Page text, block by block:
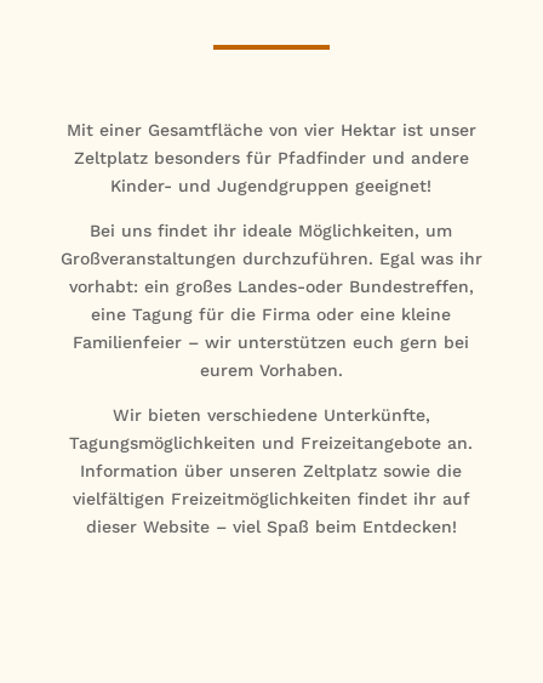
Mit einer Gesamtfläche von vier Hektar ist unser
Zeltplatz besonders für Pfadfinder und andere
Kinder- und Jugendgruppen geeignet!
Bei uns findet ihr ideale Möglichkeiten, um
Großveranstaltungen durchzuführen. Egal was ihr
vorhabt: ein großes Landes-oder Bundestreffen,
eine Tagung für die Firma oder eine kleine
Familienfeier – wir unterstützen euch gern bei
eurem Vorhaben.
Wir bieten verschiedene Unterkünfte,
Tagungsmöglichkeiten und Freizeitangebote an.
Information über unseren Zeltplatz sowie die
vielfältigen Freizeitmöglichkeiten findet ihr auf
dieser Website – viel Spaß beim Entdecken!